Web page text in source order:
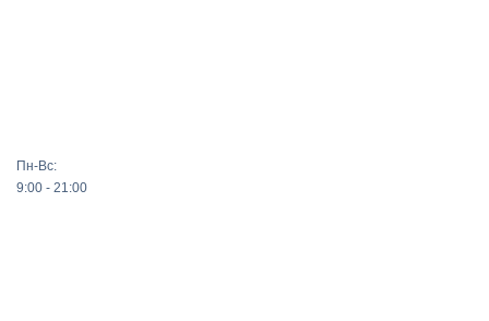
Пн-Вс:
9:00 - 21:00